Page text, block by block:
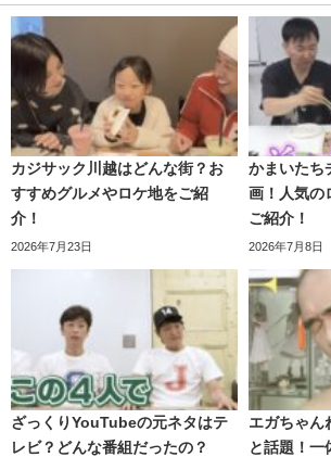
「エガちゃんねる』スタイルの江頭と「
ッグサイズぬいぐるみです。
「ブリーフ団D」はPRIZE SPOT
ライン限定アイテムとなります。
モーリーオンラインでは2022年5月20日
ました。
「エガちゃんねるぬいぐるみマスコッ
12㎝
カジサック川越はどんな街？お
すすめグルメやロケ地をご紹
介！
2026年7月23日
かまいたち
画！人気の
ご紹介！
2026年7月8日
ざっくりYouTubeの元ネタはテ
レビ？どんな番組だったの？
エガちゃん
と話題！一